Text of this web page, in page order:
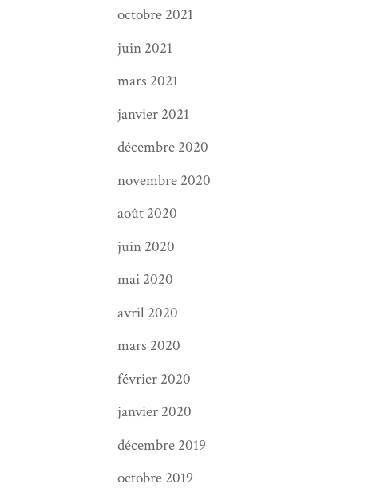
octobre 2021
juin 2021
mars 2021
janvier 2021
décembre 2020
novembre 2020
août 2020
juin 2020
mai 2020
avril 2020
mars 2020
février 2020
janvier 2020
décembre 2019
octobre 2019